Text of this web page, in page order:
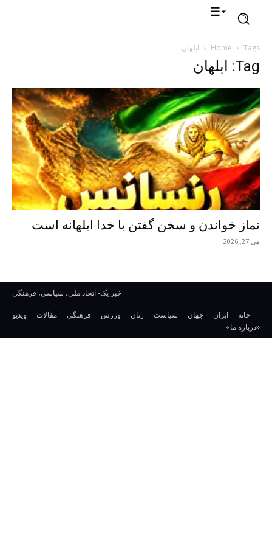
Home Tags ابلهان
Tag: ابلهان
نماز خواندن و سخن گفتن با خدا ابلهانه است
می 27, 2026
خبر یک- اتحاد ملی، سیاسی، فرهنگی
خانه ایران جهان سیاست زنان ورزش فرهنگی مقالات
ویدیو
«درباره ما»